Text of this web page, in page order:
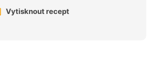
Vytisknout recept